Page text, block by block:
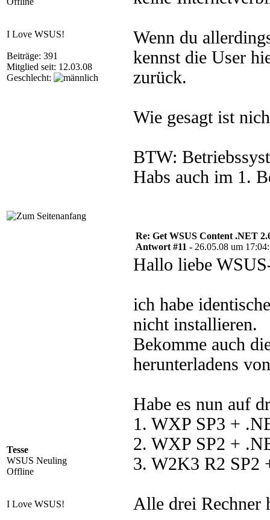
I Love WSUS!
Beiträge: 391
Mitglied seit: 12.03.08
Geschlecht:
Wenn du
kennst die User
zurück.
Wie gesagt ist
BTW:
Habs auch im 1.
Tesse
WSUS Neuling
Offline
I Love WSUS!
Re: Get WSUS Content .NET
Antwort #11 - 26.05.08 um
Hallo liebe
ich habe
nicht installieren.
Bekomme auch
herunterladens
Habe es nun auf
1. WXP SP3 +
2. WXP SP2 +
3. W2K3 R2 SP2
Alle drei Rechner